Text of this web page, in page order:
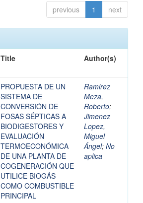
previous 1 next
Title Author(s)
PROPUESTA DE UN
SISTEMA DE
CONVERSIÓN DE
FOSAS SÉPTICAS A
BIODIGESTORES Y
EVALUACIÓN
TERMOECONÓMICA
DE UNA PLANTA DE
COGENERACIÓN QUE
UTILICE BIOGÁS
COMO COMBUSTIBLE
PRINCIPAL
Ramirez
Meza,
Roberto;
Jimenez
Lopez,
Miguel
Ángel; No
aplica